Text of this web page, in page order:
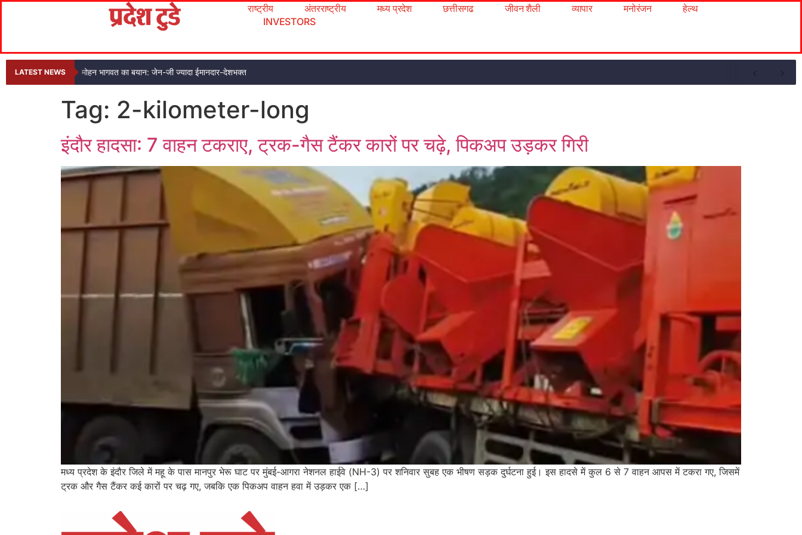
राष्ट्रीय अंतरराष्ट्रीय मध्य प्रदेश छत्तीसगढ जीवन शैली व्यापार मनोरंजन
हेल्थ
INVESTORS
LATEST NEWS मोहन भागवत का बयान: जेन-जी ज्यादा ईमानदार-देशभक्त
Tag: 2-kilometer-long
इंदौर हादसा: 7 वाहन टकराए, ट्रक-गैस टैंकर कारों पर चढ़े, पिकअप उड़कर गिरी
मध्य प्रदेश के इंदौर जिले में महू के पास मानपुर भेरू घाट पर मुंबई-आगरा नेशनल हाईवे (NH-3) पर शनिवार सुबह एक भीषण सड़क दुर्घटना हुई। इस हादसे में कुल 6 से 7 वाहन आपस में टकरा गए, जिसमें
ट्रक और गैस टैंकर कई कारों पर चढ़ गए, जबकि एक पिकअप वाहन हवा में उड़कर एक […]